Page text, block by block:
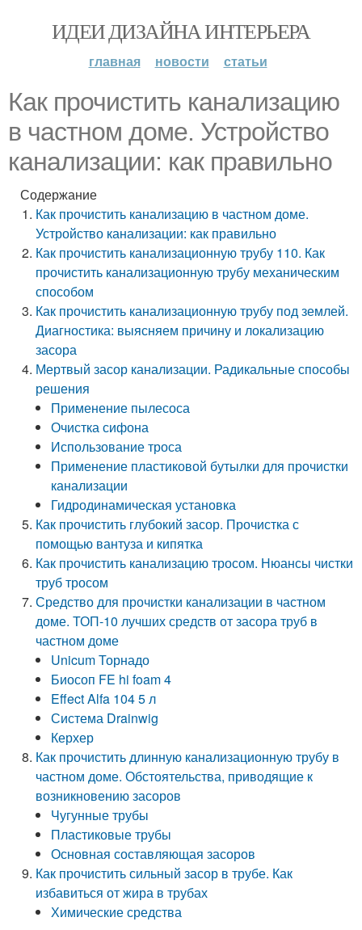
ИДЕИ ДИЗАЙНА ИНТЕРЬЕРА
главная новости статьи
Как прочистить канализацию
в частном доме. Устройство
канализации: как правильно
Содержание
Как прочистить канализацию в частном доме.
Устройство канализации: как правильно
Как прочистить канализационную трубу 110. Как
прочистить канализационную трубу механическим
способом
Как прочистить канализационную трубу под землей.
Диагностика: выясняем причину и локализацию
засора
Мертвый засор канализации. Радикальные способы
решения
Применение пылесоса
Очистка сифона
Использование троса
Применение пластиковой бутылки для прочистки
канализации
Гидродинамическая установка
Как прочистить глубокий засор. Прочистка с
помощью вантуза и кипятка
Как прочистить канализацию тросом. Нюансы чистки
труб тросом
Средство для прочистки канализации в частном
доме. ТОП-10 лучших средств от засора труб в
частном доме
Unicum Торнадо
Биосоп FE hi foam 4
Effect Alfa 104 5 л
Система Drainwig
Керхер
Как прочистить длинную канализационную трубу в
частном доме. Обстоятельства, приводящие к
возникновению засоров
Чугунные трубы
Пластиковые трубы
Основная составляющая засоров
Как прочистить сильный засор в трубе. Как
избавиться от жира в трубах
Химические средства